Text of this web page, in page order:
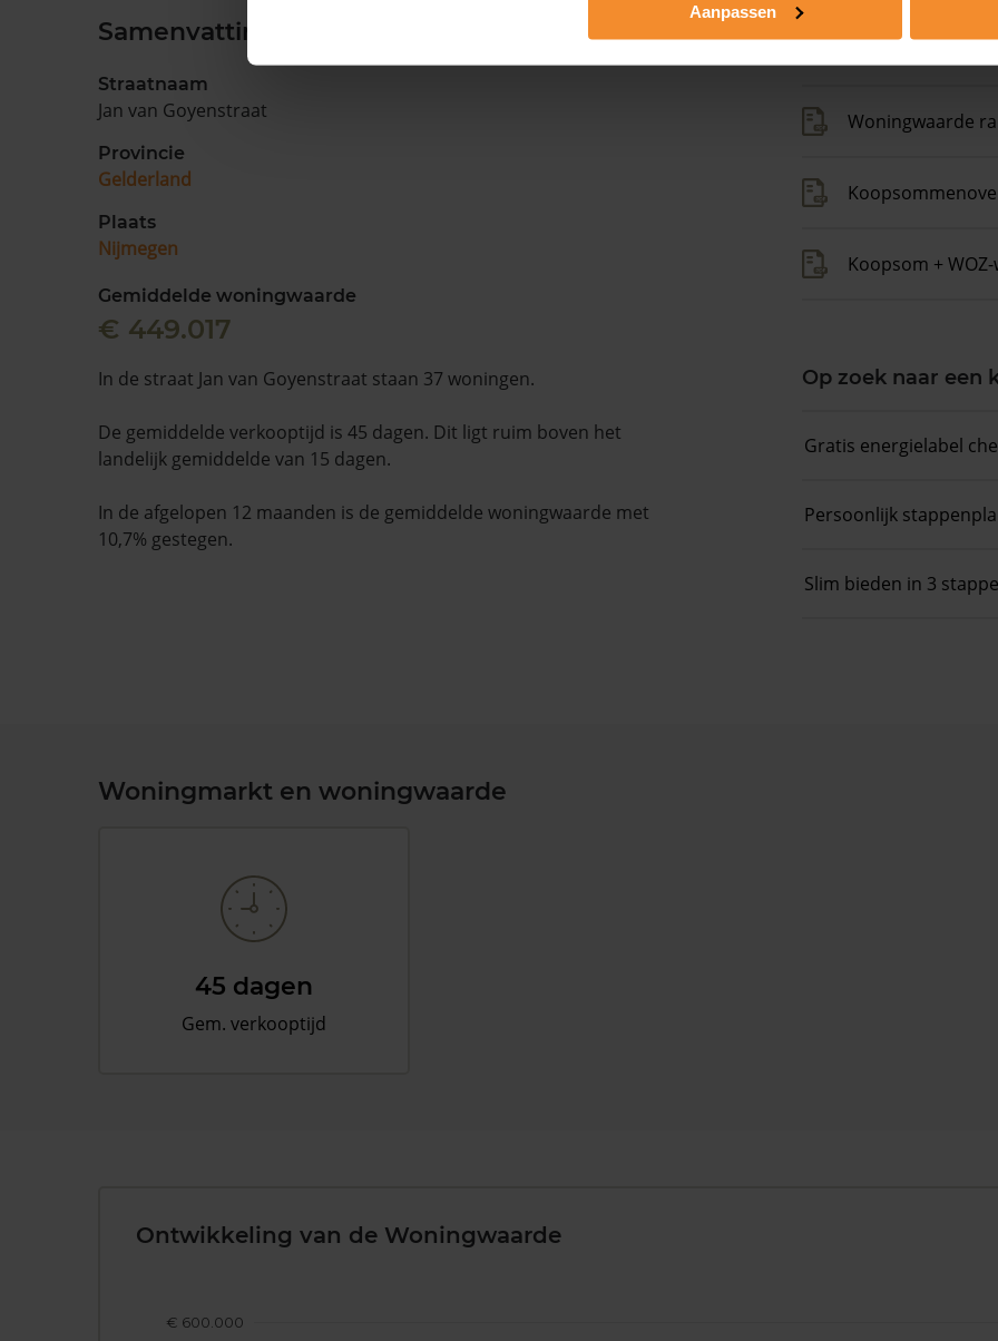
Aanpassen
Samenvatting
Straatnaam
Jan van Goyenstraat
Provincie
Gelderland
Plaats
Nijmegen
Gemiddelde woningwaarde
€ 449.017
In de straat Jan van Goyenstraat staan 37 woningen.
De gemiddelde verkooptijd is 45 dagen. Dit ligt ruim boven het
landelijk gemiddelde van 15 dagen.
In de afgelopen 12 maanden is de gemiddelde woningwaarde met
10,7% gestegen.
Woningwaarde
Koopsom +
Op zoek naar een
Gratis energielabel
Persoonlijk
Slim bieden in 3
Woningmarkt en woningwaarde
45 dagen
Gem. verkooptijd
Ontwikkeling van de Woningwaarde
€ 600.000